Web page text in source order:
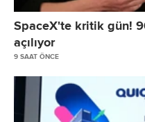
SpaceX'te kritik gün!
açılıyor
9 SAAT ÖNCE